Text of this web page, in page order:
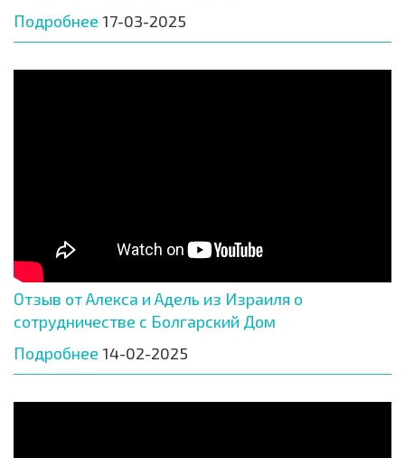
Подробнее 17-03-2025
Отзыв от Алекса и Адель из Израиля о
сотрудничестве с Болгарский Дом
Подробнее 14-02-2025